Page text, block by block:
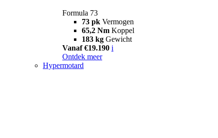
Formula 73
73 pk Vermogen
65,2 Nm Koppel
183 kg Gewicht
Vanaf €19.190 i
Ontdek meer
Hypermotard